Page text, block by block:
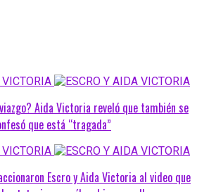
Aida Victoria reveló que también se
que está “tragada”
Escro y Aida Victoria al video que